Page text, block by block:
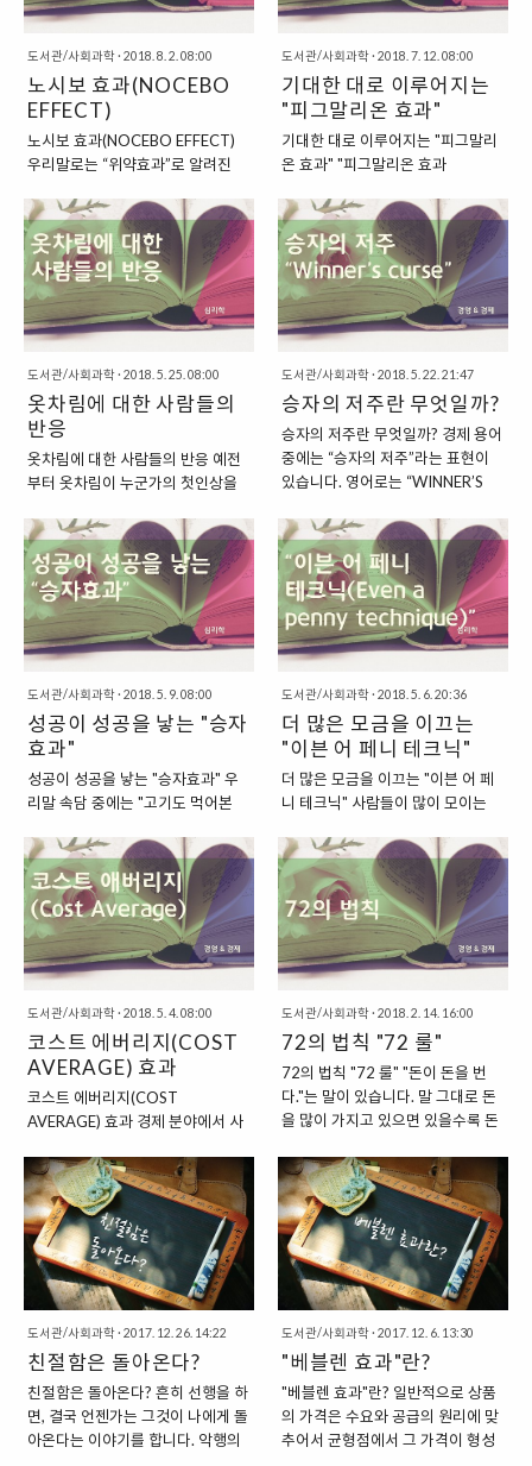
의 원칙을 담고 있는 파킨슨의 원
적 법칙으로 3가지의 법칙을 주장
했습니다. 각각의 주장은 아래와 같
았지요. 제1의 법칙 : 관리자의 수는
해야 할 일의 경중이나 유무에 구애
됨이 없이 일정한 비율로 증가한다.
제2의 법칙 : 가계서나 재정에서나
돈은 들어온 만큼 나간다. 제3의 법
칙 : 확대는 복잡화를 뜻하고, 복잡
화는 노후의 조짐이다. 이러한 3가
지의 원칙을 주장했는데요. 그중에
서도 가장 유명한 원칙이 바로 ..
해주지”라는 의미를 가졌다고 합니
위한 저녁 기도로 사용되기도 했다
고 하지요. 이러한 플라시보 효과의
반대말이 있기도 한데요. 바로 “노
시보 효과”입니다. 이는 이전에 살
펴본 바 있으니, 아래의 링크로 대체
하도록 하지요. 2018/08/02 - 노
시보 효과(NOCEBO EFFECT) “효
과가 없는 약을 먹었는데도, 병이 낫
는 상황을 가리키는 플라시보 효과”
플라시보 효과는 의학과 심리학에
서 사용되는..
도서관/사회과학· 2018. 8. 2. 08:00
노시보 효과(NOCEBO
EFFECT)
노시보 효과(NOCEBO EFFECT)
우리말로는 “위약효과”로 알려진
EFFECT)”는 비교적 흔히 들어봤을
것입니다. 플라시보 효과를 간단하
게 이야기해보면, “가짜 약을 먹고
좋아지는 현상”을 가리키는데요. 꼭
의학적인 부분에 국한시키는 것뿐
만 아니라, “단순한 믿음이나, 긍정
는 현상을 가리킨답니다. “플라시보
효과에 반대되는, 노시보 효과
(NOCEBO EFFECT)” 플라시보 효
과가 이렇게 “긍정적인 효과”를 가
져오는 것이라면, 그에 반대되는 개
효과”인데요. 노시보는 “당신을 해
칠 것이다.”라는 의미의 라틴어입니
다. “아무 작용이 없는 물질에 부정
적으로 반응하는 효과, 노시보 효
과” 노시보 효과는 이렇..
도서관/사회과학· 2018. 7. 12. 08:00
기대한 대로 이루어지는
"피그말리온 효과"
기대한 대로 이루어지는 "피그말리
온 효과" "피그말리온 효과
을 곳곳에서 흔히 들어볼 수 있습니
다. 주로 심리학 분야에서 많이 들어
볼 수 있는 심리학 이론 중의 하나입
니다. 피그말리온 효과를 쉽게 이야
기해보면 "무언가에 대한 사람의 믿
음이나, 기대, 예측이 실제로 일어나
1964년 미국의 교육심리학자 로버
트 로젠탈에 의해서 실험되기도 했
습니다. "무언가에 대한 어떤 사람
의 믿음이나, 기대, 예측이 실제로
일어나는 현상" 이렇게, 어떤 대상
로 일어나는 현상을 가리키는 용어
로 "피그말리온 효과"라고 하는데
요. 특히 교육심리학에서는 심리적
행동의 하나로 "교사의 기대에 따라
서 학습자의 성적이 향상되는 것..
도서관/사회과학· 2018. 5. 25. 08:00
옷차림에 대한 사람들의
반응
옷차림에 대한 사람들의 반응 예전
부터 옷차림이 누군가의 첫인상을
다는 내용을 담은 실험을 쉽게 찾아
볼 수 있었습니다. 사람들은 이미 기
존에 자신들이 가지고 있는 정보를
조합해서, 어떤 사람을 미리 판단하
는 경향을 가지고 있지요. 이것은 좋
은 것도 아니고, 나쁜 것도 아닌 것
있는 기본적인 상식과 본능이라고
볼 수 있을 것이니까요. “과거 논란
을 낳았던, 인간의 두 얼굴 옷차림에
관한 실험” 이렇게 옷차림으로 다른
누군가를 평가하는 내용에 관한 유
명한 실험으로는 과거 “EBS”에서
제작했던 심리 다큐멘터리 “인간의
두 얼굴”에서 등장한 “안항진 씨”의
실험이 아닐까 합니다. 당시 실험에
서는 피실험자인 안항진 씨를 두고,
한 번은 후줄근한 옷차..
도서관/사회과학· 2018. 5. 22. 21:47
승자의 저주란 무엇일까?
승자의 저주란 무엇일까? 경제 용어
중에는 “승자의 저주”라는 표현이
있습니다. 영어로는 “WINNER’S
지요. 말 그대로 “승자의 저주”라는
의미를 담고 있는 표현인데요. 이 경
제 용어는 어떤 경우에 사용되는 것
이며, 어떤 의미로 사용되는 표현인
지 한 번 살펴보도록 하겠습니다.
“승자의 저주란 무엇인가?” 승자의
과정이나 그 이후에 과도한 비용이
나 대가를 치르는 바람에 엄청난 후
유증에 시달리는 현상을 가리키는
승리를 위해서 출혈이 너무 큰 경우
를 가리키는 표현인 것이지요. 그래
서 이와 비슷한 개념으로는 “피로스
의 승리”를 찾을 수 있기도 합니다.
“승자의 저주, 그 표현의 유래는?”
이 표현이 ..
도서관/사회과학· 2018. 5. 9. 08:00
성공이 성공을 낳는 "승자
효과"
성공이 성공을 낳는 "승자효과" 우
리말 속담 중에는 "고기도 먹어본
바로, 고기를 많이 먹어본 사람이 고
기를 잘 먹는다는 말로 직관적으로
해석을 해볼 수 있는 말이지만, 꼭
고기를 먹는 것뿐만 아니라 다른 분
야에도 적용할 수 있는 표현이라고
할 수 있습니다. 무언가를 많이 해본
은 이야기라고 할 수 있는 것이지요.
그리고 여기에 이와 비슷한 개념의
심리학 연구 결과가 있습니다. 바로
"승자효과(WINNER EFFECT)"라
고 불리는 개념이지요. "승자효과,
성공한 사람이 성공한다." 조그마한
성공이라도 한 번 해본 사람이 다음
에 더 큰 성공을 거머쥘 가능성이 높
다는 내용을 담은 심리학 용어라고
할 수 있습니다. 이러한 개념은 영국
트..
도서관/사회과학· 2018. 5. 6. 20:36
더 많은 모금을 이끄는
"이븐 어 페니 테크닉"
더 많은 모금을 이끄는 "이븐 어 페
니 테크닉" 사람들이 많이 모이는
모금 활동"을 하는 분들을 제법 쉽
게 만나볼 수 있습니다. 요즘에는 워
낙에 많은 자선단체들이 있어서, 다
양한 NGO에서 활동하고 있는 분들
을 쉽게 만나볼 수 있는 것이지요.
이들의 모금 행태를 살펴보면, 어느
는 지나가는 사람들의 관심을 끌기
위해서 가벼운 질문을 하면서, 사소
한 투표 등을 하도록 유도하지요. 그
러고 나서, 자신들이 진짜로 전하고
싶어 하는 "기부에 관한 내용"을 전
받기 전에 이런 말을 곁들이지요.
"커피 한잔 정도만 기부하셔도 됩니
다." "설득의 심리학 저자인 "로버트
치알디니"의 심리학 실험" "설득의
심리학"이라는..
도서관/사회과학· 2018. 5. 4. 08:00
코스트 에버리지(COST
AVERAGE) 효과
코스트 에버리지(COST
AVERAGE) 효과 경제 분야에서 사
지(COST AVERAGE) 효과"라는
말이 있습니다. 이렇게 영어를 섞어
서 사용하니 뭔가 대단하고 거창한
이야기처럼 보이지만, 실제로는 그
다지 복잡하지 않은 간단한 내용을
담고 있는 용어이지요. "주식 혹은
적립식 펀드 투자 시 알아두면 좋은
내용" 이 용어는 특히, 적립식 펀드
에서 자주 사용되는 용어라고 할 수
있습니다. 그런데, 적립식 펀드 역시
도 결국, 투자금액으로 주식을 구매
하는 것이니 본인이 직접 주식을 구
매하는 경우에도 사용할 수 있는 방
도서관/사회과학· 2018. 2. 14. 16:00
72의 법칙 "72 룰"
72의 법칙 "72 룰" "돈이 돈을 번
다."는 말이 있습니다. 말 그대로 돈
을 많이 가지고 있으면 있을수록 돈
있는 간단한 말이지요. 실제로도 그
렇습니다. 돈이 돈을 버는 구조가 바
로 우리가 현재 살고 있는 자본주의
사회인 것이지요. 특히 이는 "복리
이율"때문에 발생하는 현상이라고
할 수 있습니다. 돈을 은행에 넣어두
면, 몇 퍼센트의 이자율로 돈이 조금
씩 불어나는 현상을 볼 수 있기 때문
이지요. 하지만, 이자율이 몇%라고
하는 것을 물론 계산을 할 수는 있지
만 빠르게 계산을 하기는 다소 힘들
것입니다. 우리 모두 수학자가 아니
라면 말이죠. "복리 이자를 간단하
도서관/사회과학· 2017. 12. 26. 14:22
친절함은 돌아온다?
친절함은 돌아온다? 흔히 선행을 하
면, 결국 언젠가는 그것이 나에게 돌
아온다는 이야기를 합니다. 악행의
도서관/사회과학· 2017. 12. 6. 13:30
"베블렌 효과"란?
"베블렌 효과"란? 일반적으로 상품
의 가격은 수요와 공급의 원리에 맞
추어서 균형점에서 그 가격이 형성